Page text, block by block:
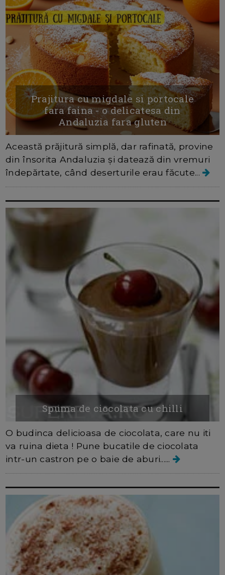
Prajitura cu migdale si portocale
fara faina - o delicatesa din
Andaluzia fara gluten
Această prăjitură simplă, dar rafinată, provine
din însorita Andaluzia și datează din vremuri
îndepărtate, când deserturile erau făcute...
Spuma de ciocolata cu chilli
O budinca delicioasa de ciocolata, care nu iti
va ruina dieta ! Pune bucatile de ciocolata
intr-un castron pe o baie de aburi......